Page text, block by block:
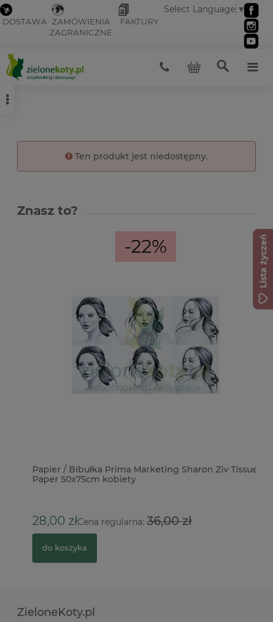
DOSTAWA ZAMÓWIENIA
ZAGRANICZNE
FAKTURY
Select Language ▼
Ten produkt jest niedostępny.
Znasz to?
-22%
Papier / Bibułka Prima Marketing Sharon Ziv Tissue
Paper 50x75cm kobiety
28,00 zł Cena regularna:36,00 zł
do koszyka
ZieloneKoty.pl
Lista życzeń